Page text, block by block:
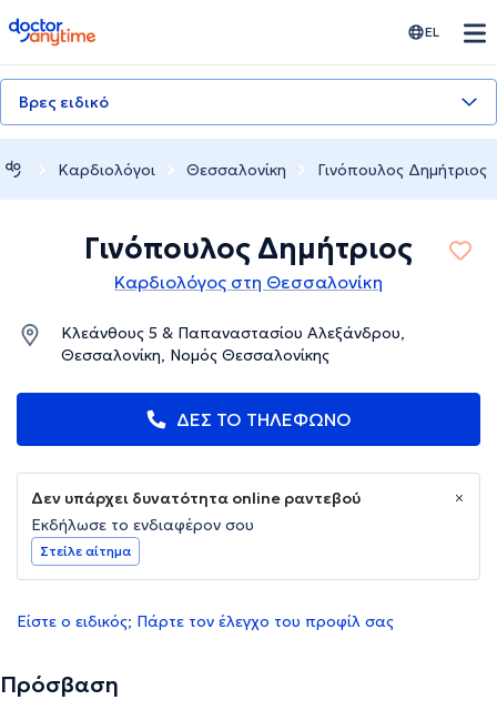
doctoranytime EL
Βρες ειδικό
Καρδιολόγοι Θεσσαλονίκη Γινόπουλος Δημήτριος
Γινόπουλος Δημήτριος
Καρδιολόγος στη Θεσσαλονίκη
Κλεάνθους 5 & Παπαναστασίου Αλεξάνδρου,
Θεσσαλονίκη, Νομός Θεσσαλονίκης
ΔΕΣ ΤΟ ΤΗΛΕΦΩΝΟ
Δεν υπάρχει δυνατότητα online ραντεβού
Εκδήλωσε το ενδιαφέρον σου
Στείλε αίτημα
Είστε ο ειδικός; Πάρτε τον έλεγχο του προφίλ σας
Πρόσβαση